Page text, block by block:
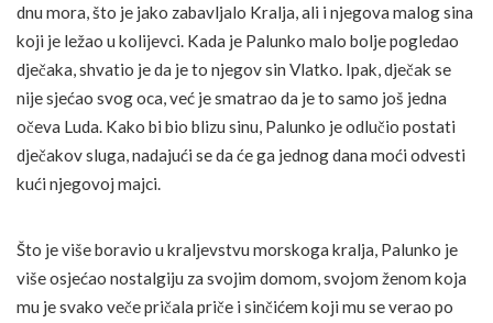
dnu mora, što je jako zabavljalo Kralja, ali i njegova malog sina
koji je ležao u kolijevci. Kada je Palunko malo bolje pogledao
dječaka, shvatio je da je to njegov sin Vlatko. Ipak, dječak se
nije sjećao svog oca, već je smatrao da je to samo još jedna
očeva Luda. Kako bi bio blizu sinu, Palunko je odlučio postati
dječakov sluga, nadajući se da će ga jednog dana moći odvesti
kući njegovoj majci.
Što je više boravio u kraljevstvu morskoga kralja, Palunko je
više osjećao nostalgiju za svojim domom, svojom ženom koja
mu je svako veče pričala priče i sinčićem koji mu se verao po